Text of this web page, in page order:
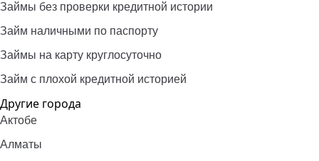
Займы без проверки кредитной истории
Займ наличными по паспорту
Займы на карту круглосуточно
Займ с плохой кредитной историей
Другие города
Актобе
Алматы